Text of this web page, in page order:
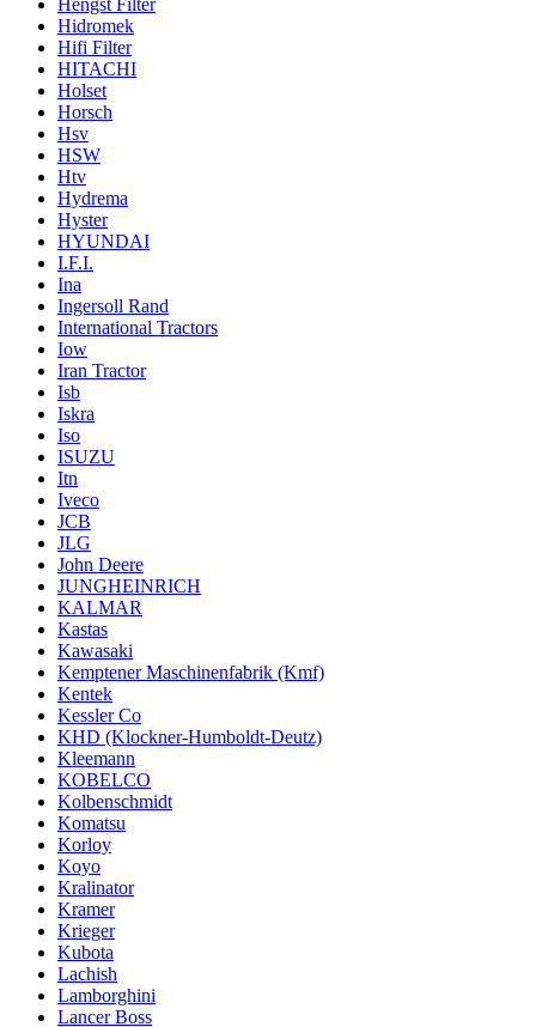
Hengst Filter
Hidromek
Hifi Filter
HITACHI
Holset
Horsch
Hsv
HSW
Htv
Hydrema
Hyster
HYUNDAI
I.F.I.
Ina
Ingersoll Rand
International Tractors
Iow
Iran Tractor
Isb
Iskra
Iso
ISUZU
Itn
Iveco
JCB
JLG
John Deere
JUNGHEINRICH
KALMAR
Kastas
Kawasaki
Kemptener Maschinenfabrik (Kmf)
Kentek
Kessler Co
KHD (Klockner-Humboldt-Deutz)
Kleemann
KOBELCO
Kolbenschmidt
Komatsu
Korloy
Koyo
Kralinator
Kramer
Krieger
Kubota
Lachish
Lamborghini
Lancer Boss